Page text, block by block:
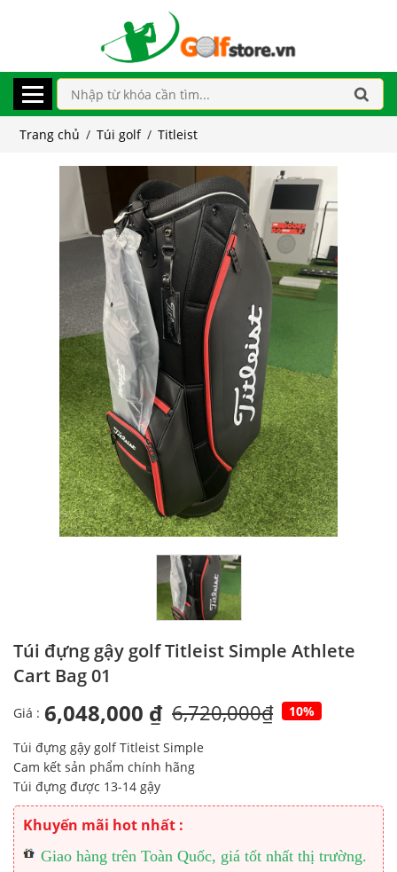
Trang chủ / Túi golf / Titleist
Túi đựng gậy golf Titleist Simple Athlete
Cart Bag 01
Giá : 6,048,000 ₫ 6,720,000₫ 10%
Túi đựng gậy golf Titleist Simple
Cam kết sản phẩm chính hãng
Túi đựng được 13-14 gậy
Khuyến mãi hot nhất :
Giao hàng trên Toàn Quốc, giá tốt nhất thị trường.